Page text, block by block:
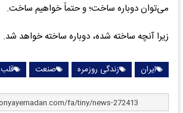
می‌توان دوباره ساخت؛ و حتماً خواهیم ساخت.
زیرا آنچه ساخته شده، دوباره ساخته خواهد شد.
ایران زندگی روزمره صنعت قلب